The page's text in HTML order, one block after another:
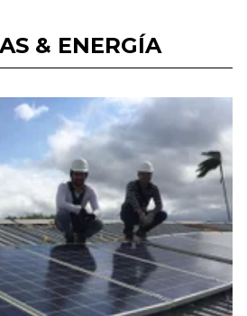
& ENERGÍA